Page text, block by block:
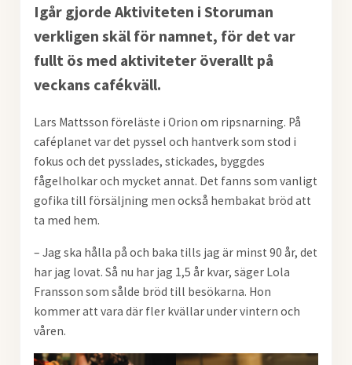
Igår gjorde Aktiviteten i Storuman
verkligen skäl för namnet, för det var
fullt ös med aktiviteter överallt på
veckans cafékväll.
Lars Mattsson föreläste i Orion om ripsnarning. På
caféplanet var det pyssel och hantverk som stod i
fokus och det pysslades, stickades, byggdes
fågelholkar och mycket annat. Det fanns som vanligt
gofika till försäljning men också hembakat bröd att
ta med hem.
– Jag ska hålla på och baka tills jag är minst 90 år, det
har jag lovat. Så nu har jag 1,5 år kvar, säger Lola
Fransson som sålde bröd till besökarna. Hon
kommer att vara där fler kvällar under vintern och
våren.